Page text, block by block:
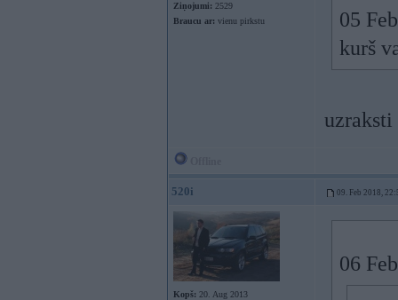
Ziņojumi: 2529
Braucu ar: vienu pirkstu
05
kurš
520i 09. Feb 2018,
Kopš: 20. Aug 2013
06